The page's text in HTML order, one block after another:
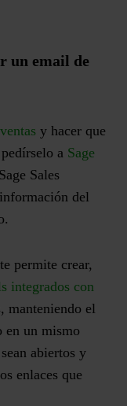
un email de
y hacer que
a Sage
Sales
del
permite crear,
integrados con
manteniendo el
en un mismo
abiertos y
enlaces que